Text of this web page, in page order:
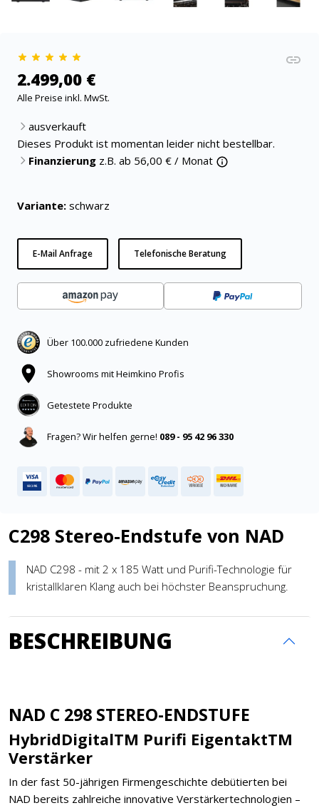
2.499,00 €
Alle Preise inkl. MwSt.
ausverkauft
Dieses Produkt ist momentan leider nicht bestellbar.
Finanzierung z.B. ab 56,00 € / Monat
Variante: schwarz
E-Mail Anfrage Telefonische Beratung
Über 100.000 zufriedene Kunden
Showrooms mit Heimkino Profis
Getestete Produkte
Fragen? Wir helfen gerne! 089 - 95 42 96 330
C298 Stereo-Endstufe von NAD
NAD C298 - mit 2 x 185 Watt und Purifi-Technologie für
kristallklaren Klang auch bei höchster Beanspruchung.
BESCHREIBUNG
NAD C 298 STEREO-ENDSTUFE
HybridDigitalTM Purifi EigentaktTM
Verstärker
In der fast 50-jährigen Firmengeschichte debütierten bei
NAD bereits zahlreiche innovative Verstärkertechnologien –